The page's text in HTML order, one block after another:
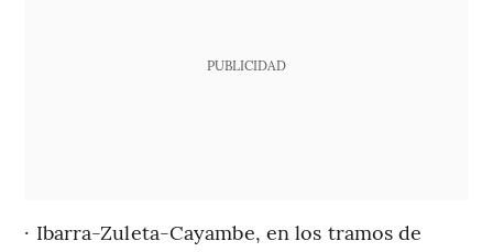
PUBLICIDAD
· Ibarra-Zuleta-Cayambe, en los tramos de